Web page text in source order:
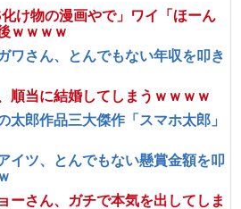
化け物の漫画やで」ワイ「ほーん
ｗｗｗｗ
ワさん、とんでもない年収を叩き
順当に結婚してしまうｗｗｗｗ
太郎作品三大傑作「スマホ太郎」
イツ、とんでもない懸賞金額を叩
ーさん、ガチで本気を出してしま